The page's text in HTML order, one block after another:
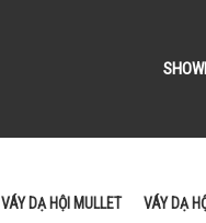
VÁY DẠ HỘI MULLET VÁY DẠ